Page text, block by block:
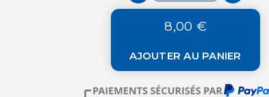
8,00 €
AJOUTER AU PANIER